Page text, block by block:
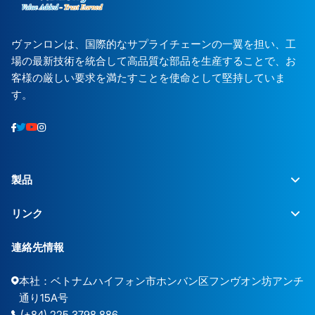
ヴァンロンは、国際的なサプライチェーンの一翼を担い、工
場の最新技術を統合して高品質な部品を生産することで、お
客様の厳しい要求を満たすことを使命として堅持していま
す。
製品
リンク
連絡先情報
本社：ベトナムハイフォン市ホンバン区フンヴオン坊アンチ
通り15A号